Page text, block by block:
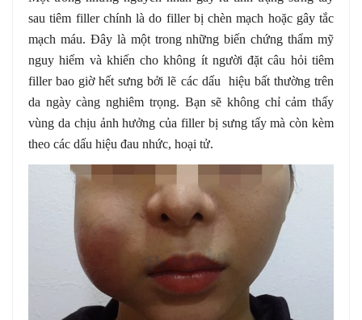
sau tiêm filler chính là do filler bị chèn mạch hoặc gây tắc
mạch máu. Đây là một trong những biến chứng thẩm mỹ
nguy hiểm và khiến cho không ít người đặt câu hỏi tiêm
filler bao giờ hết sưng bởi lẽ các dấu hiệu bất thường trên
da ngày càng nghiêm trọng. Bạn sẽ không chỉ cảm thấy
vùng da chịu ảnh hưởng của filler bị sưng tấy mà còn kèm
theo các dấu hiệu đau nhức, hoại tử.